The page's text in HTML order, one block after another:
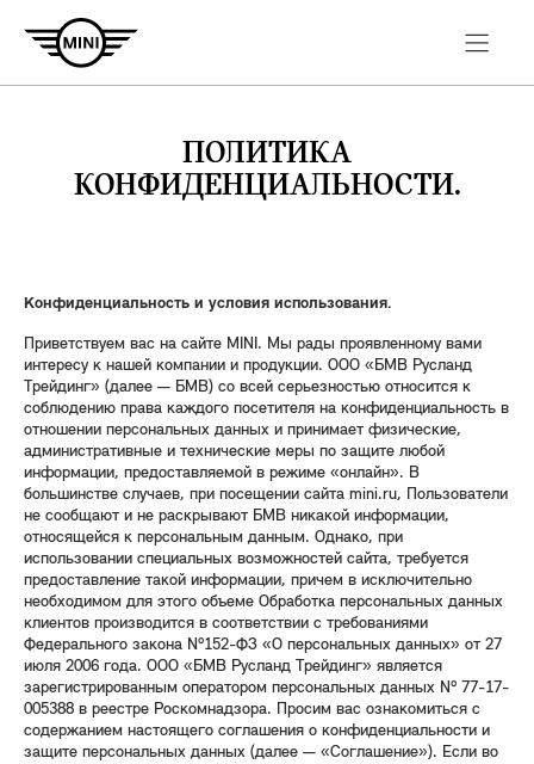
ПОЛИТИКА
КОНФИДЕНЦИАЛЬНОСТИ.
Конфиденциальность и условия использования.
Приветствуем вас на сайте MINI. Мы рады проявленному вами
интересу к нашей компании и продукции. ООО «БМВ Русланд
Трейдинг» (далее — БМВ) со всей серьезностью относится к
соблюдению права каждого посетителя на конфиденциальность в
отношении персональных данных и принимает физические,
административные и технические меры по защите любой
информации, предоставляемой в режиме «онлайн». В
большинстве случаев, при посещении сайта mini.ru, Пользователи
не сообщают и не раскрывают БМВ никакой информации,
относящейся к персональным данным. Однако, при
использовании специальных возможностей сайта, требуется
предоставление такой информации, причем в исключительно
необходимом для этого объеме Обработка персональных данных
клиентов производится в соответствии с требованиями
Федерального закона №152-ФЗ «О персональных данных» от 27
июля 2006 года. ООО «БМВ Русланд Трейдинг» является
зарегистрированным оператором персональных данных № 77-17-
005388 в реестре Роскомнадзора. Просим вас ознакомиться с
содержанием настоящего соглашения о конфиденциальности и
защите персональных данных (далее — «Соглашение»). Если во